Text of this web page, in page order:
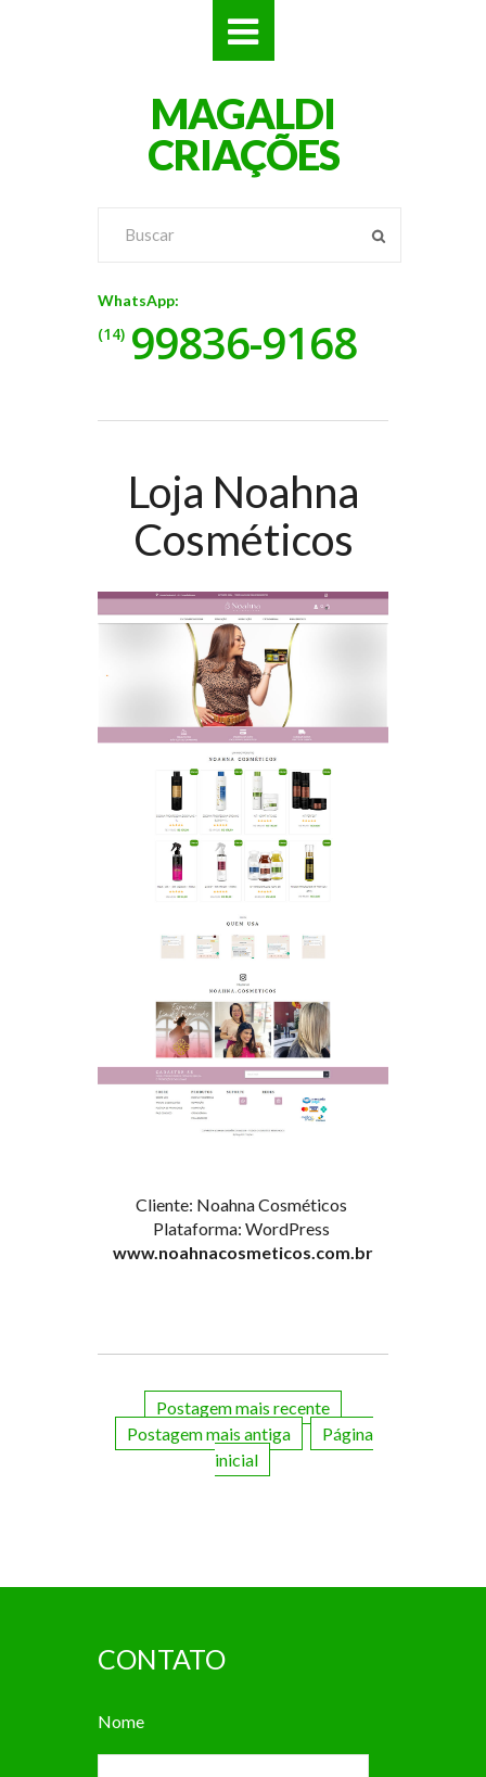
MAGALDI
CRIAÇÕES
WhatsApp:
(14) 99836-9168
Loja Noahna
Cosméticos
Cliente: Noahna Cosméticos
Plataforma: WordPress
www.noahnacosmeticos.com.br
Postagem mais recente
Postagem mais antiga
Página
inicial
CONTATO
Nome